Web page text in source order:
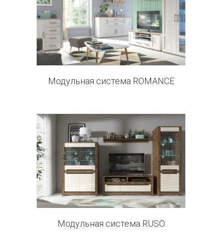
0 products
Модульная система ROMANCE
10 products
Модульная система RUSO